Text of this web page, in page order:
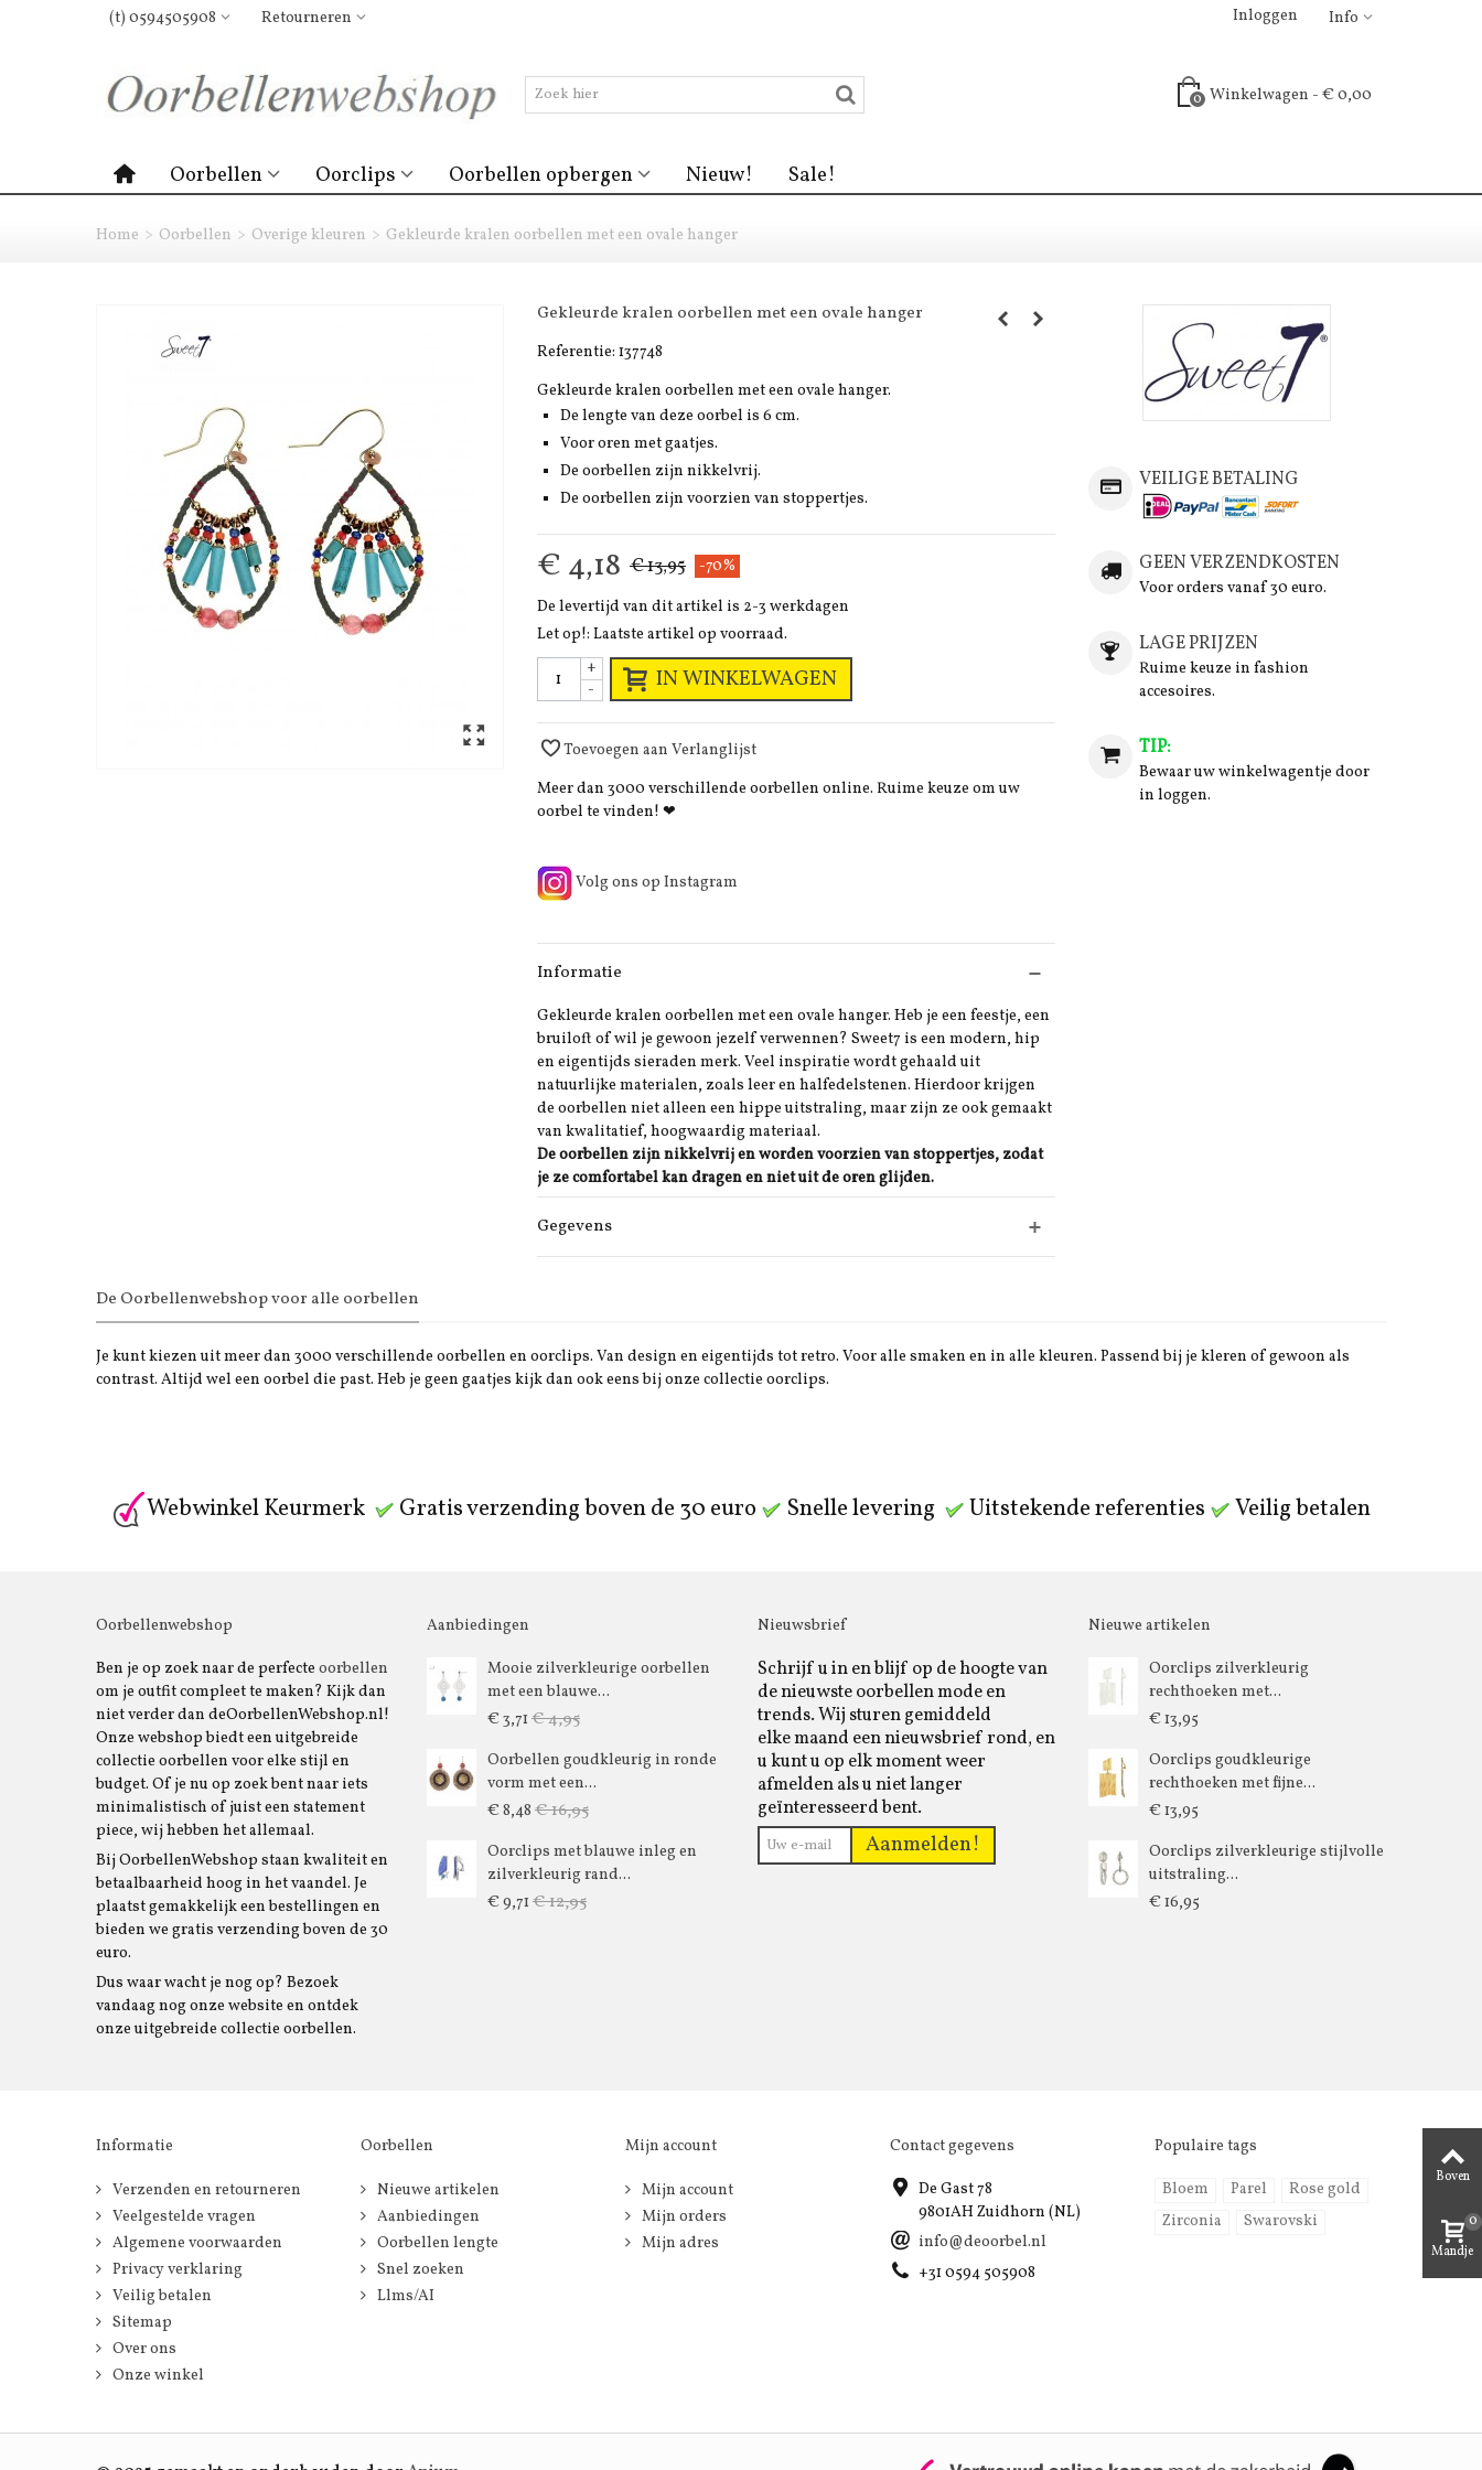
(t) 0594505908 Retourneren Info
Inloggen
0 Winkelwagen - € 0,00
Oorbellen Oorclips Oorbellen opbergen Nieuw! Sale!
Home > Oorbellen > Overige kleuren > Gekleurde kralen oorbellen met een ovale hanger
Gekleurde kralen oorbellen met een ovale hanger
Referentie: 137748
Gekleurde kralen oorbellen met een ovale hanger.
De lengte van deze oorbel is 6 cm.
Voor oren met gaatjes.
De oorbellen zijn nikkelvrij.
De oorbellen zijn voorzien van stoppertjes.
€ 4,18 € 13,95
-70%
De levertijd van dit artikel is 2-3 werkdagen
Let op!: Laatste artikel op voorraad.
-
+ IN WINKELWAGEN
Toevoegen aan Verlanglijst
Meer dan 3000 verschillende oorbellen online. Ruime keuze om uw
oorbel te vinden! ❤
Volg ons op Instagram
Informatie
Gekleurde kralen oorbellen met een ovale hanger. Heb je een feestje, een
bruiloft of wil je gewoon jezelf verwennen? Sweet7 is een modern, hip
en eigentijds sieraden merk. Veel inspiratie wordt gehaald uit
natuurlijke materialen, zoals leer en halfedelstenen. Hierdoor krijgen
de oorbellen niet alleen een hippe uitstraling, maar zijn ze ook gemaakt
van kwalitatief, hoogwaardig materiaal.
De oorbellen zijn nikkelvrij en worden voorzien van stoppertjes, zodat
je ze comfortabel kan dragen en niet uit de oren glijden.
Gegevens
VEILIGE BETALING
GEEN VERZENDKOSTEN
Voor orders vanaf 30 euro.
LAGE PRIJZEN
Ruime keuze in fashion
accesoires.
TIP:
Bewaar uw winkelwagentje door
in loggen.
De Oorbellenwebshop voor alle oorbellen
Je kunt kiezen uit meer dan 3000 verschillende oorbellen en oorclips. Van design en eigentijds tot retro. Voor alle smaken en in alle kleuren. Passend bij je kleren of gewoon als
contrast. Altijd wel een oorbel die past. Heb je geen gaatjes kijk dan ook eens bij onze collectie oorclips.
Webwinkel Keurmerk Gratis verzending boven de 30 euro Snelle levering Uitstekende referenties Veilig betalen
Oorbellenwebshop
Ben je op zoek naar de perfecte oorbellen
om je outfit compleet te maken? Kijk dan
niet verder dan deOorbellenWebshop.nl!
Onze webshop biedt een uitgebreide
collectie oorbellen voor elke stijl en
budget. Of je nu op zoek bent naar iets
minimalistisch of juist een statement
piece, wij hebben het allemaal.
Bij OorbellenWebshop staan kwaliteit en
betaalbaarheid hoog in het vaandel. Je
plaatst gemakkelijk een bestellingen en
bieden we gratis verzending boven de 30
euro.
Dus waar wacht je nog op? Bezoek
vandaag nog onze website en ontdek
onze uitgebreide collectie oorbellen.
Aanbiedingen
Mooie zilverkleurige oorbellen
met een blauwe...
€ 3,71 € 4,95
Oorbellen goudkleurig in ronde
vorm met een...
€ 8,48 € 16,95
Oorclips met blauwe inleg en
zilverkleurig rand...
€ 9,71 € 12,95
Nieuwsbrief
Schrijf u in en blijf op de hoogte van
de nieuwste oorbellen mode en
trends. Wij sturen gemiddeld
elke maand een nieuwsbrief rond, en
u kunt u op elk moment weer
afmelden als u niet langer
geïnteresseerd bent.
Aanmelden!
Nieuwe artikelen
Oorclips zilverkleurig
rechthoeken met...
€ 13,95
Oorclips goudkleurige
rechthoeken met fijne...
€ 13,95
Oorclips zilverkleurige stijlvolle
uitstraling...
€ 16,95
Informatie
Verzenden en retourneren
Veelgestelde vragen
Algemene voorwaarden
Privacy verklaring
Veilig betalen
Sitemap
Over ons
Onze winkel
Oorbellen
Nieuwe artikelen
Aanbiedingen
Oorbellen lengte
Snel zoeken
Llms/AI
Mijn account
Mijn account
Mijn orders
Mijn adres
Contact gegevens
De Gast 78
9801AH Zuidhorn (NL)
info@deoorbel.nl
+31 0594 505908
Populaire tags
Bloem Parel
Rose gold
Zirconia
Swarovski
Boven
Mandje
0